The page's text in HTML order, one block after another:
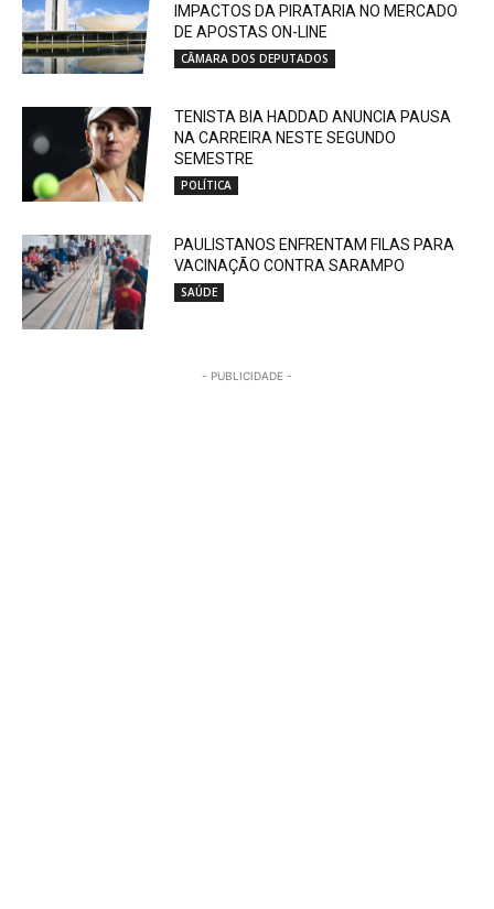
IMPACTOS DA PIRATARIA NO MERCADO
DE APOSTAS ON-LINE
CÂMARA DOS DEPUTADOS
TENISTA BIA HADDAD ANUNCIA PAUSA
NA CARREIRA NESTE SEGUNDO
SEMESTRE
POLÍTICA
PAULISTANOS ENFRENTAM FILAS PARA
VACINAÇÃO CONTRA SARAMPO
SAÚDE
- PUBLICIDADE -